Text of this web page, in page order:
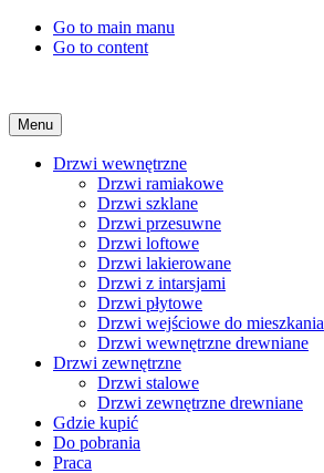
Go to main manu
Go to content
Menu
Drzwi wewnętrzne
Drzwi ramiakowe
Drzwi szklane
Drzwi przesuwne
Drzwi loftowe
Drzwi lakierowane
Drzwi z intarsjami
Drzwi płytowe
Drzwi wejściowe do mieszkania
Drzwi wewnętrzne drewniane
Drzwi zewnętrzne
Drzwi stalowe
Drzwi zewnętrzne drewniane
Gdzie kupić
Do pobrania
Praca